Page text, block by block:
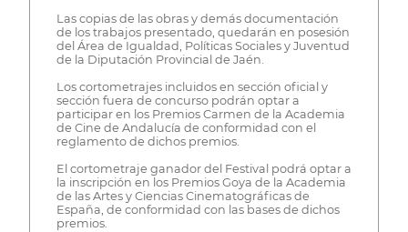
Las copias de las obras y demás documentación
de los trabajos presentado, quedarán en posesión
del Área de Igualdad, Políticas Sociales y Juventud
de la Diputación Provincial de Jaén.
Los cortometrajes incluidos en sección oficial y
sección fuera de concurso podrán optar a
participar en los Premios Carmen de la Academia
de Cine de Andalucía de conformidad con el
reglamento de dichos premios.
El cortometraje ganador del Festival podrá optar a
la inscripción en los Premios Goya de la Academia
de las Artes y Ciencias Cinematográficas de
España, de conformidad con las bases de dichos
premios.